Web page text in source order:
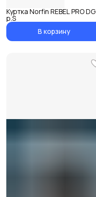
Куртка Norfin REBEL PRO DG
р.S
В корзину